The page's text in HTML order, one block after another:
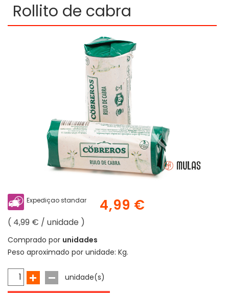
Rollito de cabra
Expediçao standar 4,99 €
( 4,99 € / unidade )
Comprado por unidades
Peso aproximado por unidade: Kg.
unidade(s)